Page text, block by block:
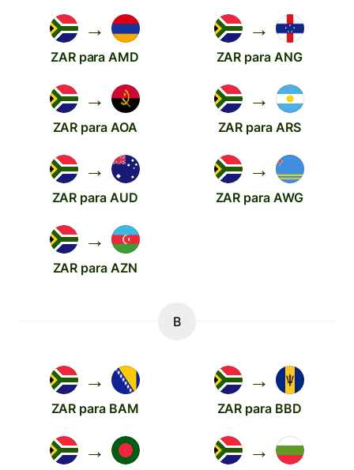
→
ZAR para AMD
→
ZAR para ANG
→
ZAR para AOA
→
ZAR para ARS
→
ZAR para AUD
→
ZAR para AWG
→
ZAR para AZN
B
→
ZAR para BAM
→
ZAR para BBD
→ →